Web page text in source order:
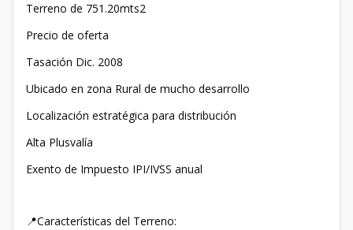
Terreno de 751.20mts2
Precio de oferta
Tasación Dic. 2008
Ubicado en zona Rural de mucho desarrollo
Localización estratégica para distribución
Alta Plusvalía
Exento de Impuesto IPI/IVSS anual
📍Características del Terreno: